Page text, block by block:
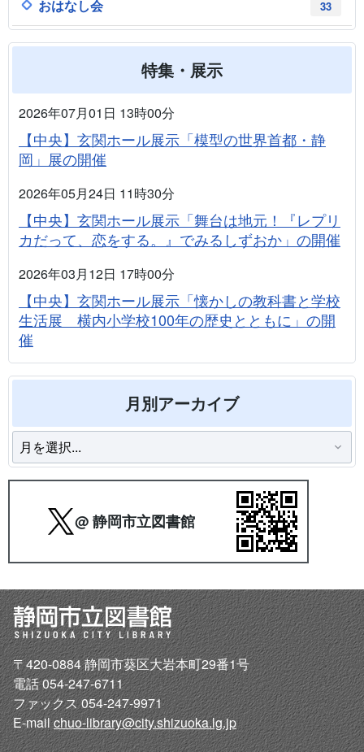
33
おはなし会
特集・展示
2026年07月01日 13時00分
【中央】玄関ホール展示「模型の世界首都・静
岡」展の開催
2026年05月24日 11時30分
【中央】玄関ホール展示「舞台は地元！『レプリ
カだって、恋をする。』でみるしずおか」の開催
2026年03月12日 17時00分
【中央】玄関ホール展示「懐かしの教科書と学校
生活展 横内小学校100年の歴史とともに」の開
催
月別アーカイブ
@ 静岡市立図書館
〒420-0884 静岡市葵区大岩本町29番1号
電話 054-247-6711
ファックス 054-247-9971
E-mailchuo-library@city.shizuoka.lg.jp